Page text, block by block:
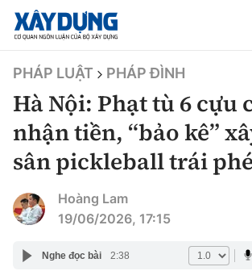
TIN BỘ XÂY DỰNG
CHUYÊN MỤC
Mới nhất
Thời sự
PHÁP LUẬT PHÁP ĐÌNH
Hà Nội: Phạt tù 6 cựu
nhận tiền, “bảo kê”
sân pickleball trái
Hoàng Lam
19/06/2026, 17:15
Nghe đọc bài 2:38